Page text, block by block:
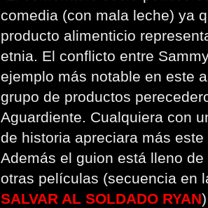
comedia (con mala leche) ya
producto alimenticio
etnia. El conflicto entre
ejemplo más notable en este
grupo de productos
Aguardiente. Cualquiera con
de historia apreciara más
Además el guion está lleno
otras películas (secuencia en
SALVAR AL SOLDADO RYAN